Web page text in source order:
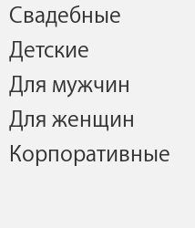
Свадебные
Детские
Для мужчин
Для женщин
Корпоративные